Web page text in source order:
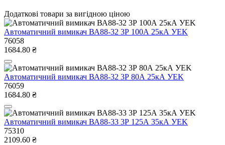
Додаткові товари за вигідною ціною
Автоматичний вимикач ВА88-32 3Р 100А 25кА УEK
76058
1684.80 ₴
Автоматичний вимикач ВА88-32 3Р 80А 25кА УEK
76059
1684.80 ₴
Автоматичний вимикач ВА88-33 3Р 125А 35кА УEK
75310
2109.60 ₴